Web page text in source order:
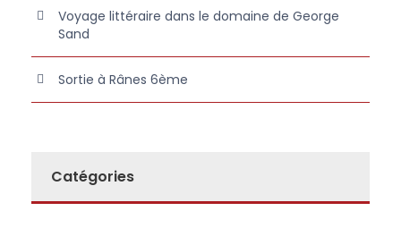
Voyage littéraire dans le domaine de George
Sand
Sortie à Rânes 6ème
Catégories